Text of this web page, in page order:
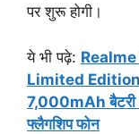
पर शुरू होगी।
ये भी पढ़े:
Limited Edition
7,000mAh बैटरी
फ्लैगशिप फोन